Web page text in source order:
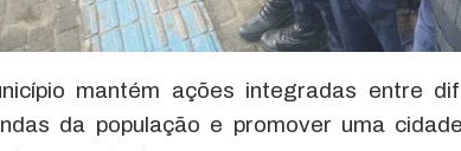
mantém ações integradas entre
da população e promover uma